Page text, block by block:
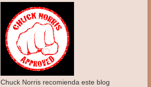
Chuck Norris recomienda este blog